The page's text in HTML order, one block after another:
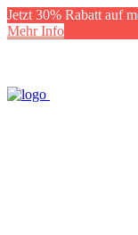
Jetzt 30% Rabatt auf
Mehr Info